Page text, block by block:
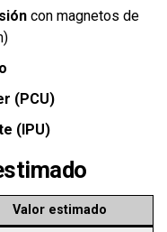
con magnetos de
(PCU)
(IPU)
Valor estimado